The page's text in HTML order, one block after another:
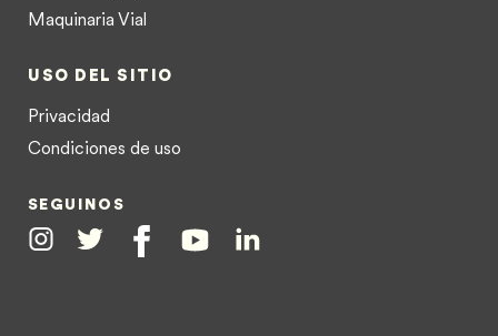
Maquinaria Vial
USO DEL SITIO
Privacidad
Condiciones de uso
SEGUINOS
InstagramTwitter FacebookYoutubeLinkedin